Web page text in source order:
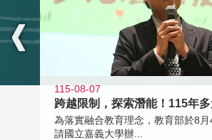
115-08-07
跨越限制，探索潛能！115年
為落實融合教育理念，教育部於8
請國立嘉義大學辦...